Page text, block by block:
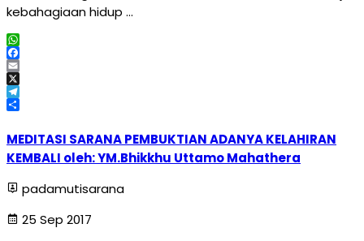
kebahagiaan hidup …
WhatsApp
Facebook
Email
X
Telegram
MEDITASI SARANA PEMBUKTIAN ADANYA KELAHIRAN
KEMBALI oleh: YM.Bhikkhu Uttamo Mahathera
padamutisarana
25 Sep 2017